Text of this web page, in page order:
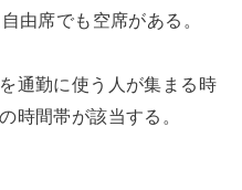
由席でも空席がある。
通勤に使う人が集まる時
時間帯が該当する。